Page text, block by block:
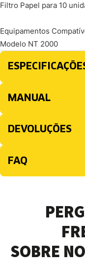
Filtro Papel para 10
Equipamentos
Modelo NT 2000
MANUAL
DEVOLUÇÕES
FAQ
SOBRE